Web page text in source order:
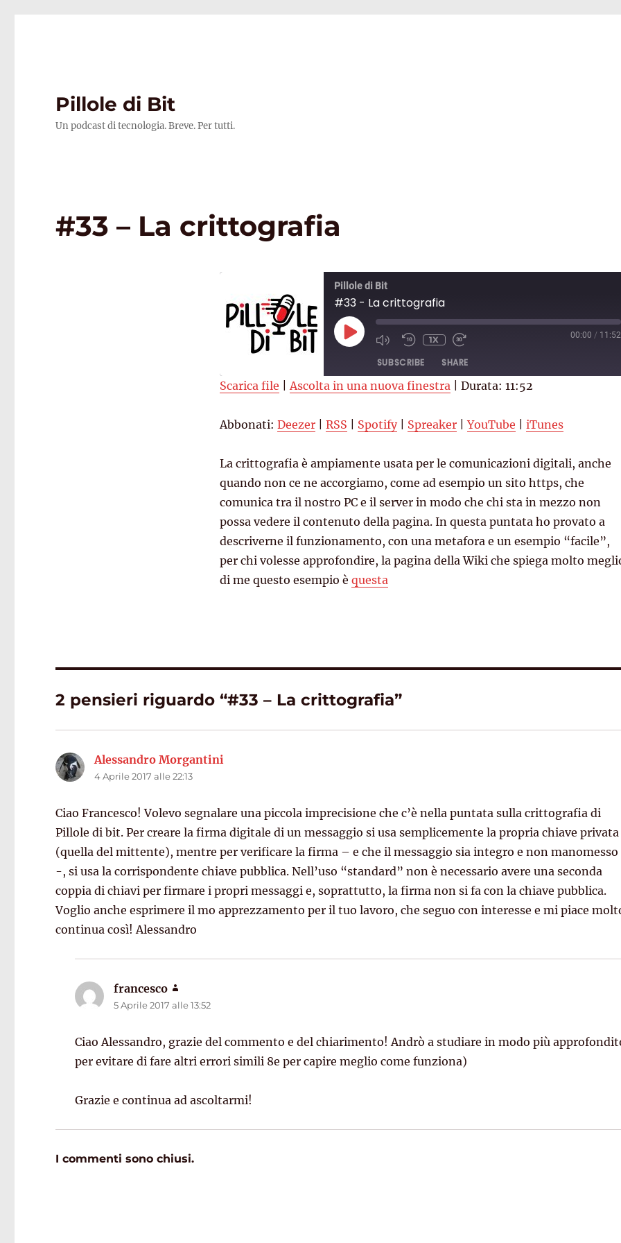
Pillole di Bit
Un podcast di tecnologia. Breve. Per tutti.
#33 – La crittografia
Pillole di Bit
#33 - La crittografia
PLAY
EPISODE
1X 00:00 / 11:52
SUBSCRIBE SHARE
Spreaker YouTube iTunes
LINK
EMBED
Scarica file |Ascolta in una nuova finestra| Durata: 11:52
Abbonati: Deezer| RSS Spotify| Spreaker|YouTube iTunes
La crittografia è ampiamente usata per le comunicazioni digitali, anche
quando non ce ne accorgiamo, come ad esempio un sito https, che
comunica tra il nostro PC e il server in modo che chi sta in mezzo non
possa vedere il contenuto della pagina. In questa puntata ho provato a
descriverne il funzionamento, con una metafora e un esempio “facile”,
per chi volesse approfondire, la pagina della Wiki che spiega molto
di me questo esempio è questa
2 pensieri riguardo “#33 – La crittografia”
Alessandro Morgantini
4 Aprile 2017 alle 22:13
Ciao Francesco! Volevo segnalare una piccola imprecisione che c’è nella puntata sulla crittografia di
Pillole di bit. Per creare la firma digitale di un messaggio si usa semplicemente la propria chiave privata
(quella del mittente), mentre per verificare la firma – e che il messaggio sia integro e non manomesso
-, si usa la corrispondente chiave pubblica. Nell’uso “standard” non è necessario avere una seconda
coppia di chiavi per firmare i propri messaggi e, soprattutto, la firma non si fa con la chiave pubblica.
Voglio anche esprimere il mo apprezzamento per il tuo lavoro, che seguo con interesse e mi piace
continua così! Alessandro
francesco
detto:
5 Aprile 2017 alle 13:52
Ciao Alessandro, grazie del commento e del chiarimento! Andrò a studiare in modo più
per evitare di fare altri errori simili 8e per capire meglio come funziona)
Grazie e continua ad ascoltarmi!
I commenti sono chiusi.